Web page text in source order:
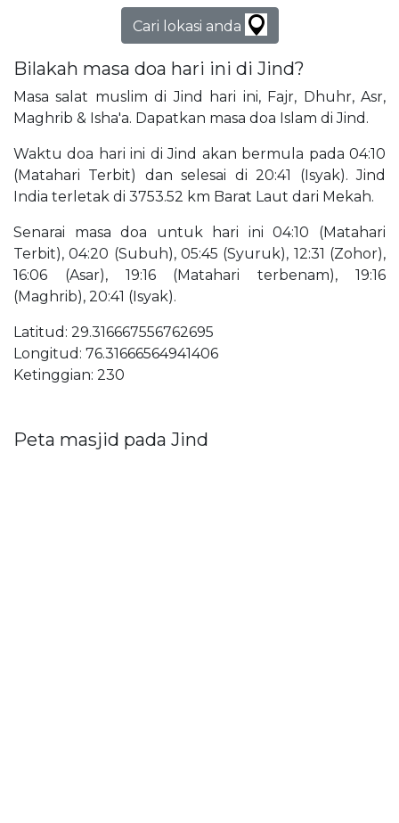
Cari lokasi anda
Bilakah masa doa hari ini di Jind?
Masa salat muslim di Jind hari ini, Fajr, Dhuhr, Asr,
Maghrib & Isha'a. Dapatkan masa doa Islam di Jind.
Waktu doa hari ini di Jind akan bermula pada 04:10
(Matahari Terbit) dan selesai di 20:41 (Isyak). Jind
India terletak di 3753.52 km Barat Laut dari Mekah.
Senarai masa doa untuk hari ini 04:10 (Matahari
Terbit), 04:20 (Subuh), 05:45 (Syuruk), 12:31 (Zohor),
16:06 (Asar), 19:16 (Matahari terbenam), 19:16
(Maghrib), 20:41 (Isyak).
Latitud: 29.316667556762695
Longitud: 76.31666564941406
Ketinggian: 230
Peta masjid pada Jind